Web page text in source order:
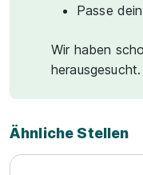
Passe
Wir haben
herausgesucht.
Ähnliche Stellen